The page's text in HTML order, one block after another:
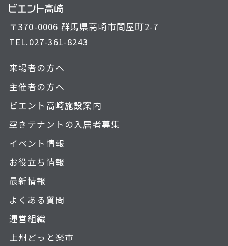
〒370-0006 群馬県高崎市問屋町2-7
TEL.027-361-8243
来場者の方へ
主催者の方へ
ビエント高崎施設案内
空きテナントの入居者募集
イベント情報
お役立ち情報
最新情報
よくある質問
運営組織
上州どっと楽市